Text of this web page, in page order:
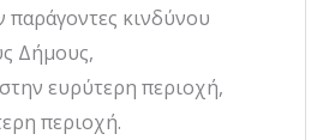
παράγοντες κινδύνου
Δήμους,
ευρύτερη περιοχή,
περιοχή.